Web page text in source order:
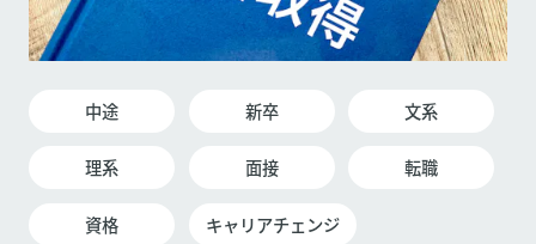
中途 新卒 文系
理系 面接 転職
資格 キャリアチェンジ